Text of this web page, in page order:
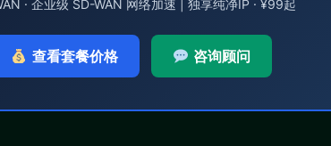
· 企业级 SD-WAN 网络加速 | 独享纯净IP · ¥99起
查看套餐价格 咨询顾问